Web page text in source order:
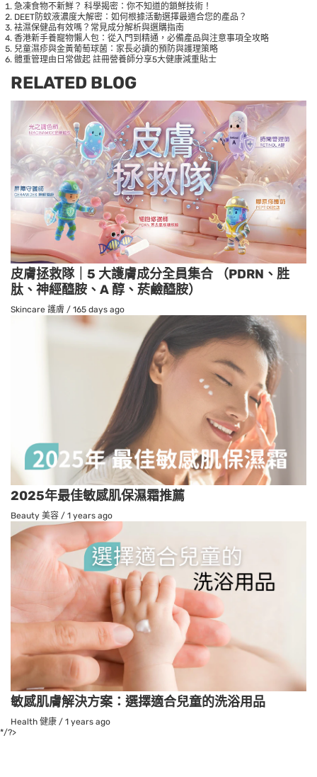
急凍食物不新鮮？ 科學揭密：你不知道的鎖鮮技術！
DEET防蚊液濃度大解密：如何根據活動選擇最適合您的產品？
袪濕保健品有效嗎？常見成分解析與選購指南
香港新手養寵物懶人包：從入門到精通，必備產品與注意事項全攻略
兒童濕疹與金黃葡萄球菌：家長必讀的預防與護理策略
體重管理由日常做起 註冊營養師分享5大健康減重貼士
RELATED BLOG
皮膚拯救隊｜5 大護膚成分全員集合 （PDRN、胜
肽、神經醯胺、A 醇、菸鹼醯胺）
Skincare 護膚 / 165 days ago
2025年最佳敏感肌保濕霜推薦
Beauty 美容 / 1 years ago
敏感肌膚解決方案：選擇適合兒童的洗浴用品
Health 健康 / 1 years ago
*/?>